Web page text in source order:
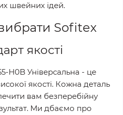
швейних ідей.
Sofitex
якості
H0B Універсальна - це
якості. Кожна деталь
вам безперебійну
Ми дбаємо про